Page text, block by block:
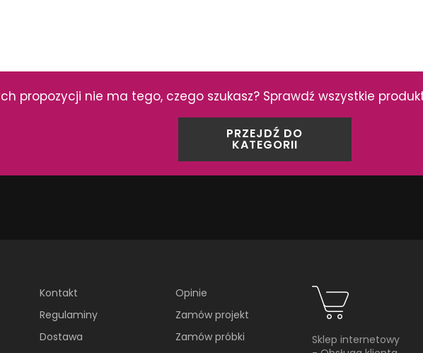
propozycji nie ma tego, czego szukasz? Sprawdź wszystkie
PRZEJDŹ DO
KATEGORII
Kontakt
Regulaminy
Dostawa
Opinie
Zamów projekt
Zamów próbki
Sklep internetowy